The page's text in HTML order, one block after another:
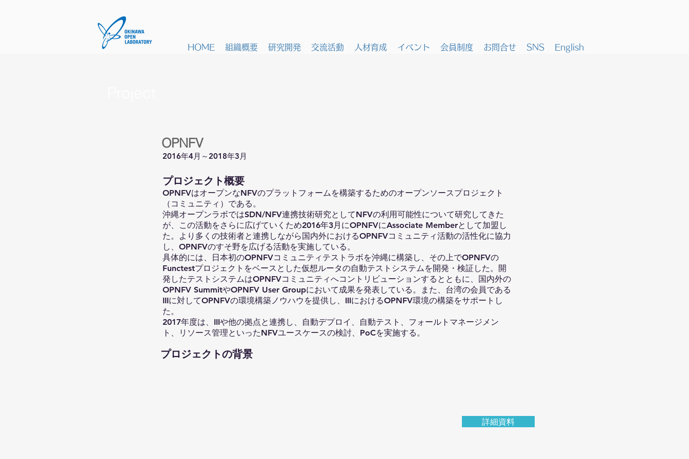
HOME 組織概要 研究開発 交流活動 人材育成 イベント 会員制度 お問合せ SNS English
OPNFV
2016年4月～2018年3月
​プロジェクト概要
OPNFVはオープンなNFVのプラットフォームを構築するためのオープンソースプロジェクト
（コミュニティ）である。
沖縄オープンラボではSDN/NFV連携技術研究としてNFVの利用可能性について研究してきた
が、この活動をさらに広げていくため2016年3月にOPNFVにAssociate Memberとして加盟し
た。より多くの技術者と連携しながら国内外におけるOPNFVコミュニティ活動の活性化に協力
し、OPNFVのすそ野を広げる活動を実施している。
具体的には、日本初のOPNFVコミュニティテストラボを沖縄に構築し、その上でOPNFVの
Functestプロジェクトをベースとした仮想ルータの自動テストシステムを開発・検証した。開
発したテストシステムはOPNFVコミュニティへコントリビューションするとともに、国内外の
OPNFV SummitやOPNFV User Groupにおいて成果を発表している。また、台湾の会員である
IIIに対してOPNFVの環境構築ノウハウを提供し、IIIにおけるOPNFV環境の構築をサポートし
た。
2017年度は、IIIや他の拠点と連携し、自動デプロイ、自動テスト、フォールトマネージメン
ト、リソース管理といったNFVユースケースの検討、PoCを実施する。
​プロジェクトの背景
詳細資料